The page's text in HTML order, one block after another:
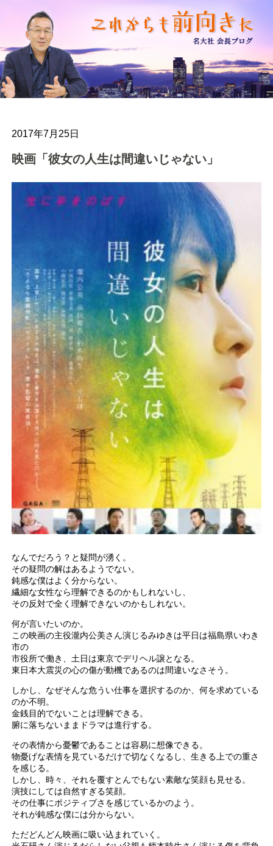
2017年7月25日
映画「彼女の人生は間違いじゃない」
なんでだろう？と疑問が湧く。
その疑問の解はあるようでない。
鈍感な僕はよく分からない。
繊細な女性なら理解できるのかもしれないし、
その反対で全く理解できないのかもしれない。
何が言いたいのか。
この映画の主役瀧内公美さん演じるみゆきは平日は福島県いわき
市の
市役所で働き、土日は東京でデリヘル譲となる。
東日本大震災の心の傷が動機であるのは間違いなさそう。
しかし、なぜそんな危うい仕事を選択するのか、何を求めている
のか不明。
金銭目的でないことは理解できる。
腑に落ちないままドラマは進行する。
その表情から憂鬱であることは容易に想像できる。
物憂げな表情を見ているだけで切なくなるし、生きる上での重さ
を感じる。
しかし、時々、それを覆すとんでもない素敵な笑顔も見せる。
演技にしては自然すぎる笑顔。
その仕事にポジティブさを感じているかのよう。
それが鈍感な僕には分からない。
ただどんどん映画に吸い込まれていく。